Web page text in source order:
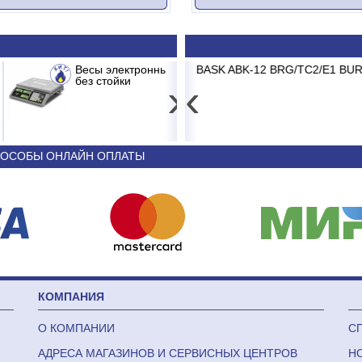
326 AC-15.2 до 15кг LCD, 2г, Принтер штрих-кода
›
BRG/TC2/E1 BURGOS BLACK
Сплит-
‹
ОНЛАЙН ОПЛАТЫ
КОМПАНИЯ
О КОМПАНИИ
АДРЕСА МАГАЗИНОВ И СЕРВИСНЫХ ЦЕНТРОВ